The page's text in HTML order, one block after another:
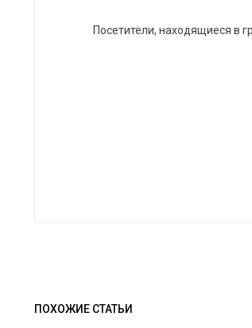
Посетители, находящиеся в
ПОХОЖИЕ СТАТЬИ